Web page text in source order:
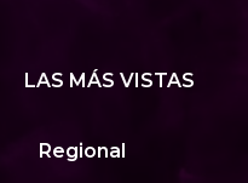
LAS MÁS VISTAS
Regional